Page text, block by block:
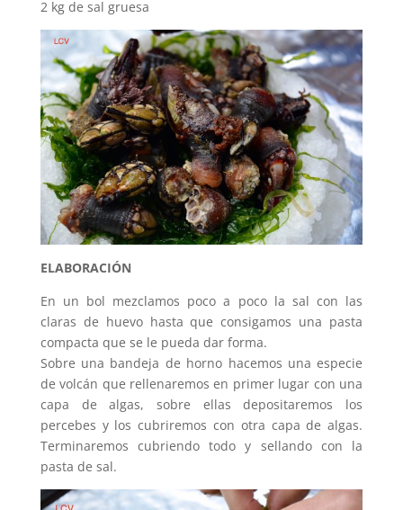
2 kg de sal gruesa
ELABORACIÓN
En un bol mezclamos poco a poco la sal con las
claras de huevo hasta que consigamos una pasta
compacta que se le pueda dar forma.
Sobre una bandeja de horno hacemos una especie
de volcán que rellenaremos en primer lugar con una
capa de algas, sobre ellas depositaremos los
percebes y los cubriremos con otra capa de algas.
Terminaremos cubriendo todo y sellando con la
pasta de sal.